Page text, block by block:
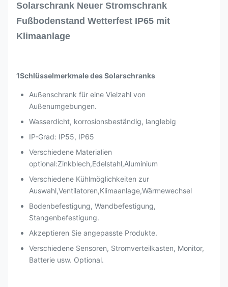
Solarschrank Neuer Stromschrank
Fußbodenstand Wetterfest IP65 mit
Klimaanlage
1Schlüsselmerkmale des Solarschranks
Außenschrank für eine Vielzahl von
Außenumgebungen.
Wasserdicht, korrosionsbeständig, langlebig
IP-Grad: IP55, IP65
Verschiedene Materialien
optional:Zinkblech,Edelstahl,Aluminium
Verschiedene Kühlmöglichkeiten zur
Auswahl,Ventilatoren,Klimaanlage,Wärmewechsel
Bodenbefestigung, Wandbefestigung,
Stangenbefestigung.
Akzeptieren Sie angepasste Produkte.
Verschiedene Sensoren, Stromverteilkasten, Monitor,
Batterie usw. Optional.